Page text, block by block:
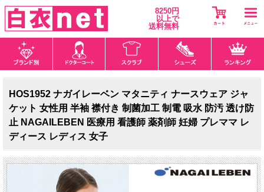
8250円
以上で
送料無料
HOS1952 ナガイレーベン マタニティ ナースウェア ジャ
ケット 女性用 半袖 襟付き 制菌加工 制電 吸水 防汚 透け防
止 NAGAILEBEN 医療用 看護師 薬剤師 妊婦 プレママ レ
ディース レディス 女子